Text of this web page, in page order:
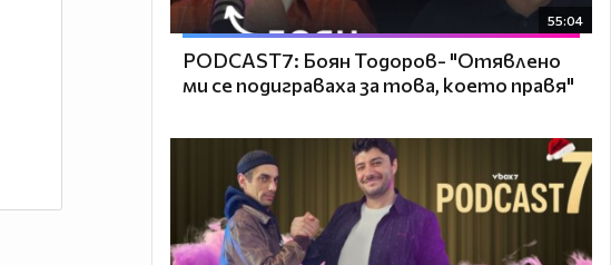
55:04
PODCAST7: ‪Боян Тодоров- "Отявлено
ми се подиграваха за това, което правя"